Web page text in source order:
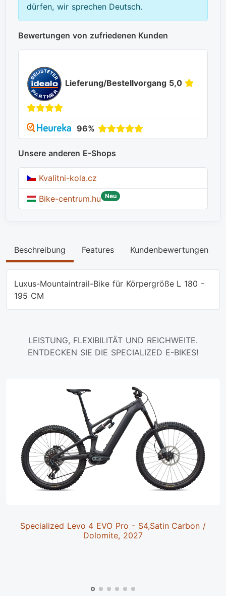
dürfen, wir sprechen Deutsch.
Bewertungen von zufriedenen Kunden
Lieferung/Bestellvorgang 5,0
96%
Unsere anderen E-Shops
Kvalitni-kola.cz
Bike-centrum.hu Neu
Beschreibung Features Kundenbewertungen
Luxus-Mountaintrail-Bike für Körpergröße L 180 -
195 CM
LEISTUNG, FLEXIBILITÄT UND REICHWEITE.
ENTDECKEN SIE DIE SPECIALIZED E-BIKES!
Specialized Levo 4 EVO Pro - S4,Satin Carbon /
Dolomite, 2027